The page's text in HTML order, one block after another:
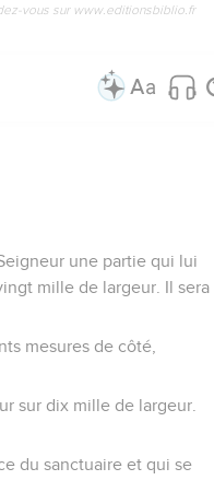
vous sur www.editionsbiblio.fr
une partie qui lui
mille de largeur. Il sera
mesures de côté,
sur dix mille de largeur.
du sanctuaire et qui se